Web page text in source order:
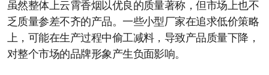
虽然整体上云霄香烟以优良的质量著称，但市场上也不
乏质量参差不齐的产品。一些小型厂家在追求低价策略
上，可能在生产过程中偷工减料，导致产品质量下降，
对整个市场的品牌形象产生负面影响。